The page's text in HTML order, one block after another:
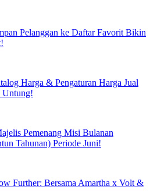
Pelanggan ke Daftar Favorit Bikin
Harga & Pengaturan Harga Jual
Untung!
Pemenang Misi Bulanan
Tahunan) Periode Juni!
Further: Bersama Amartha x Volt &